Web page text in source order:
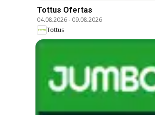
Tottus Ofertas
04.08.2026- 09.08.2026
Tottus